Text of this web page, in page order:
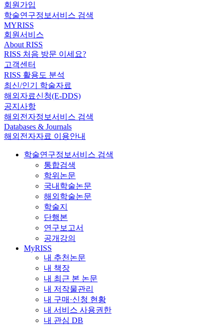
회원가입
학술연구정보서비스 검색
MYRISS
회원서비스
About RISS
RISS 처음 방문 이세요?
고객센터
RISS 활용도 분석
최신/인기 학술자료
해외자료신청(E-DDS)
공지사항
해외전자정보서비스 검색
Databases & Journals
해외전자자료 이용안내
학술연구정보서비스 검색
통합검색
학위논문
국내학술논문
해외학술논문
학술지
단행본
연구보고서
공개강의
MyRISS
내 추천논문
내 책장
내 최근 본 논문
내 저작물관리
내 구매·신청 현황
내 서비스 사용권한
내 관심 DB